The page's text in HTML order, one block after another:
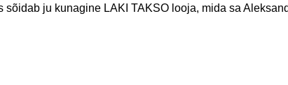
sõidab ju kunagine LAKI TAKSO looja, mida sa